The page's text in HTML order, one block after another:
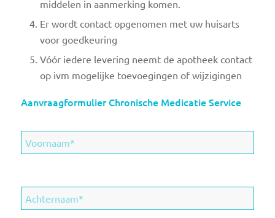
middelen in aanmerking komen.
Er wordt contact opgenomen met uw huisarts
voor goedkeuring
Vóór iedere levering neemt de apotheek contact
op ivm mogelijke toevoegingen of wijzigingen
Aanvraagformulier Chronische Medicatie Service